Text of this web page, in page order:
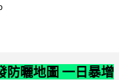
防曬地圖 一日暴增